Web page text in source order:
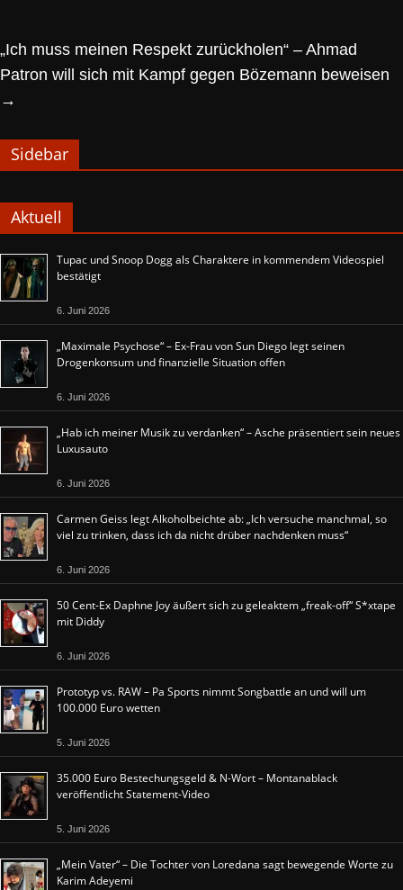
„Ich muss meinen Respekt zurückholen“ – Ahmad
Patron will sich mit Kampf gegen Bözemann beweisen
→
Sidebar
Aktuell
Tupac und Snoop Dogg als Charaktere in kommendem Videospiel
bestätigt
6. Juni 2026
„Maximale Psychose“ – Ex-Frau von Sun Diego legt seinen
Drogenkonsum und finanzielle Situation offen
6. Juni 2026
„Hab ich meiner Musik zu verdanken“ – Asche präsentiert sein neues
Luxusauto
6. Juni 2026
Carmen Geiss legt Alkoholbeichte ab: „Ich versuche manchmal, so
viel zu trinken, dass ich da nicht drüber nachdenken muss“
6. Juni 2026
50 Cent-Ex Daphne Joy äußert sich zu geleaktem „freak-off“ S*xtape
mit Diddy
6. Juni 2026
Prototyp vs. RAW – Pa Sports nimmt Songbattle an und will um
100.000 Euro wetten
5. Juni 2026
35.000 Euro Bestechungsgeld & N-Wort – Montanablack
veröffentlicht Statement-Video
5. Juni 2026
„Mein Vater“ – Die Tochter von Loredana sagt bewegende Worte zu
Karim Adeyemi